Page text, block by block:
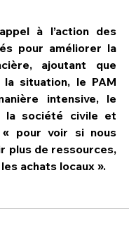
à l’action des
pour améliorer la
ajoutant que
situation, le PAM
intensive, le
la société civile et
pour voir si nous
plus de ressources,
achats locaux ».